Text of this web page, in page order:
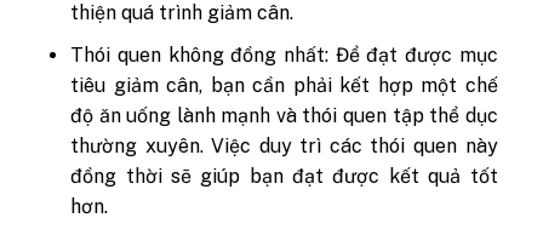
thiện quá trình giảm cân.
Thói quen không đồng nhất: Để đạt được mục
tiêu giảm cân, bạn cần phải kết hợp một chế
độ ăn uống lành mạnh và thói quen tập thể dục
thường xuyên. Việc duy trì các thói quen này
đồng thời sẽ giúp bạn đạt được kết quả tốt
hơn.